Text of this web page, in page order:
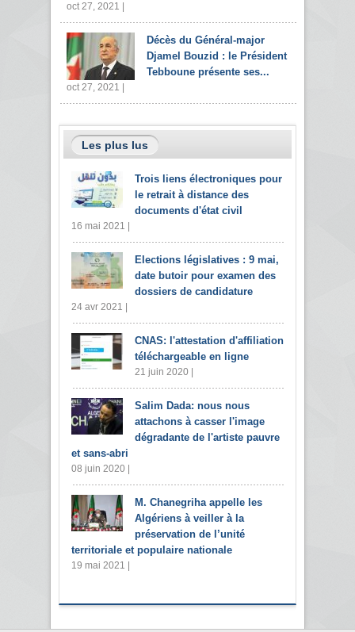
oct 27, 2021 |
Décès du Général-major
Djamel Bouzid : le Président
Tebboune présente ses...
oct 27, 2021 |
Les plus lus
Trois liens électroniques pour
le retrait à distance des
documents d'état civil
16 mai 2021 |
Elections législatives : 9 mai,
date butoir pour examen des
dossiers de candidature
24 avr 2021 |
CNAS: l'attestation d'affiliation
téléchargeable en ligne
21 juin 2020 |
Salim Dada: nous nous
attachons à casser l'image
dégradante de l'artiste pauvre
et sans-abri
08 juin 2020 |
M. Chanegriha appelle les
Algériens à veiller à la
préservation de l’unité
territoriale et populaire nationale
19 mai 2021 |